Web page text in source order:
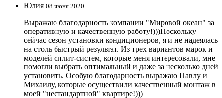
Юлия 08 июня 2020
Выражаю благодарность компании "Мировой океан" за
оперативную и качественную работу!)))Поскольку
сейчас сезон установки кондиционеров, я и не надеялась
на столь быстрый результат. Из трех вариантов марок и
моделей сплит-систем, которые меня интересовали, мне
помогли выбрать оптимальный и даже за несколько дней
установить. Особую благодарность выражаю Павлу и
Михаилу, которые осуществили качественный монтаж в
моей "нестандартной" квартире!)))